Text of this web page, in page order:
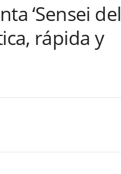
‘Sensei del
rápida y